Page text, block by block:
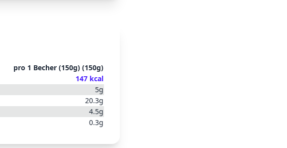
pro 1 Becher (150g) (150g)
147 kcal
5g
20.3g
4.5g
0.3g